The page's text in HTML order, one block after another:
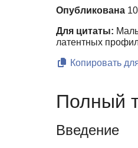
Опубликована
Для цитаты:
латентных
Копировать
Полный
Введение